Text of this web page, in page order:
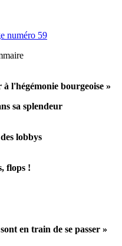
numéro 59
l'hégémonie bourgeoise »
sa splendeur
lobbys
flops !
en train de se passer »